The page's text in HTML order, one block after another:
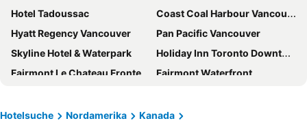
Hotel Tadoussac
Coast Coal Harbour Vancouver Hotel by APA
Hyatt Regency Vancouver
Pan Pacific Vancouver
Skyline Hotel & Waterpark
Holiday Inn Toronto Downtown Centre By Ihg
Fairmont Le Chateau Frontenac
Fairmont Waterfront
Union Hotel
Holiday Inn Montreal Centre Ville Downtown by IHG
Hotelsuche Nordamerika
Kanada